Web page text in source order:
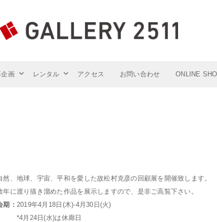
画 レンタル アクセス お問い合わせ ONLINE
然、地球、宇宙、平和を愛した故松村克彦の回顧展を開催致します。
年に渡り描き溜めた作品を展示しますので、是非ご高覧下さい。
期： 2019年4月18日(木)-4月30日(火)
*4月24日(水)は休廊日